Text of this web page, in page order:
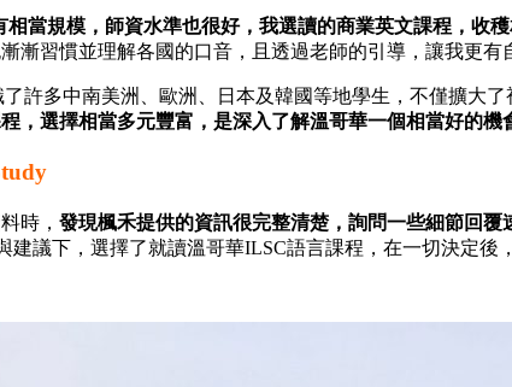
當規模，師資水準也很好，我選讀的商業英文課程，收
漸習慣並理解各國的口音，且透過老師的引導，讓我更
許多中南美洲、歐洲、日本及韓國等地學生，不僅擴大了
，選擇相當多元豐富，是深入了解溫哥華一個相當好的機
時， 發現楓禾提供的資訊很完整清楚，詢問一些細節回覆
建議下，選擇了就讀溫哥華ILSC語言課程，在一切決定後